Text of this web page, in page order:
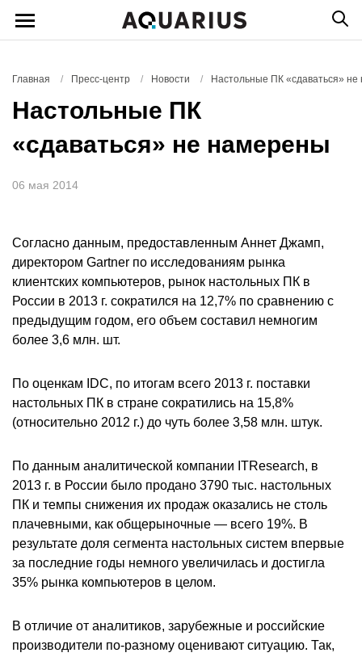
Главная / Пресс-центр / Новости / Настольные ПК «сдаваться»
Настольные ПК
«сдаваться» не намерены
06 мая 2014
Согласно данным, предоставленным Аннет Джамп,
директором Gartner по исследованиям рынка
клиентских компьютеров, рынок настольных ПК в
России в 2013 г. сократился на 12,7% по сравнению с
предыдущим годом, его объем составил немногим
более 3,6 млн. шт.
По оценкам IDC, по итогам всего 2013 г. поставки
настольных ПК в стране сократились на 15,8%
(относительно 2012 г.) до чуть более 3,58 млн. штук.
По данным аналитической компании ITResearch, в
2013 г. в России было продано 3790 тыс. настольных
ПК и темпы снижения их продаж оказались не столь
плачевными, как общерыночные — всего 19%. В
результате доля сегмента настольных систем впервые
за последние годы немного увеличилась и достигла
35% рынка компьютеров в целом.
В отличие от аналитиков, зарубежные и российские
производители по-разному оценивают ситуацию. Так,